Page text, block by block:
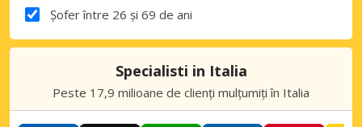
Șofer între 26 și 69 de ani
Specialisti in Italia
Peste 17,9 milioane de clienți mulțumiți în Italia